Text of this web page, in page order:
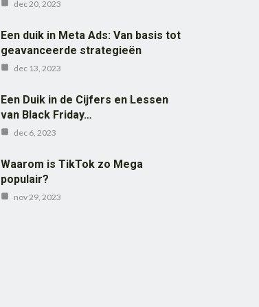
dec 20, 2023
Een duik in Meta Ads: Van basis tot
geavanceerde strategieën
dec 13, 2023
Een Duik in de Cijfers en Lessen
van Black Friday…
dec 6, 2023
Waarom is TikTok zo Mega
populair?
nov 29, 2023